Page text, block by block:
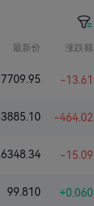
最新价 涨跌额
7709.95 -13.61
-464.02
-15.09
99.810 +0.060